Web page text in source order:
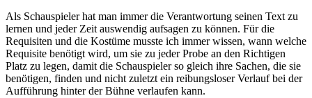
Als Schauspieler hat man immer die Verantwortung seinen Text zu
lernen und jeder Zeit auswendig aufsagen zu können. Für die
Requisiten und die Kostüme musste ich immer wissen, wann welche
Requisite benötigt wird, um sie zu jeder Probe an den Richtigen
Platz zu legen, damit die Schauspieler so gleich ihre Sachen, die sie
benötigen, finden und nicht zuletzt ein reibungsloser Verlauf bei der
Aufführung hinter der Bühne verlaufen kann.